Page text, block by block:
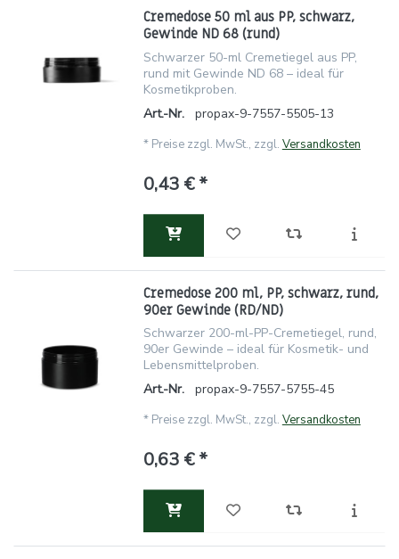
Cremedose 50 ml aus PP, schwarz,
Gewinde ND 68 (rund)
Schwarzer 50-ml Cremetiegel aus PP,
rund mit Gewinde ND 68 – ideal für
Kosmetikproben.
Art.-Nr.
propax-9-7557-5505-13
* Preise zzgl. MwSt., zzgl. Versandkosten
0,43 € *
Cremedose 200 ml, PP, schwarz, rund,
90er Gewinde (RD/ND)
Schwarzer 200-ml-PP-Cremetiegel, rund,
90er Gewinde – ideal für Kosmetik- und
Lebensmittelproben.
Art.-Nr.
propax-9-7557-5755-45
* Preise zzgl. MwSt., zzgl. Versandkosten
0,63 € *